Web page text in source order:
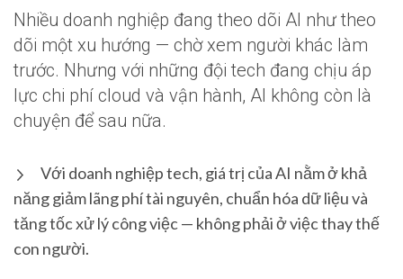
Nhiều doanh nghiệp đang theo dõi AI như theo
dõi một xu hướng — chờ xem người khác làm
trước. Nhưng với những đội tech đang chịu áp
lực chi phí cloud và vận hành, AI không còn là
chuyện để sau nữa.
Với doanh nghiệp tech, giá trị của AI nằm ở khả
năng giảm lãng phí tài nguyên, chuẩn hóa dữ liệu và
tăng tốc xử lý công việc — không phải ở việc thay thế
con người.